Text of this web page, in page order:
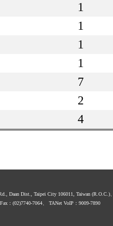
1
1
1
1
7
2
4
Daan Dist., Taipei City 106011, Taiwan (R.O.C.)、
Fax：(02)7740-7064、 TANet VoIP：9009-7890